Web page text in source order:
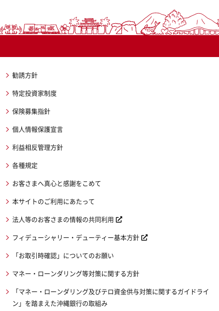
勧誘方針
特定投資家制度
保険募集指針
個人情報保護宣言
利益相反管理方針
各種規定
お客さまへ真心と感謝をこめて
本サイトのご利用にあたって
法人等のお客さまの情報の共同利用
フィデューシャリー・デューティー基本方針
「お取引時確認」についてのお願い
マネー・ローンダリング等対策に関する方針
「マネー・ローンダリング及びテロ資金供与対策に関するガイドライ
ン」を踏まえた沖縄銀行の取組み